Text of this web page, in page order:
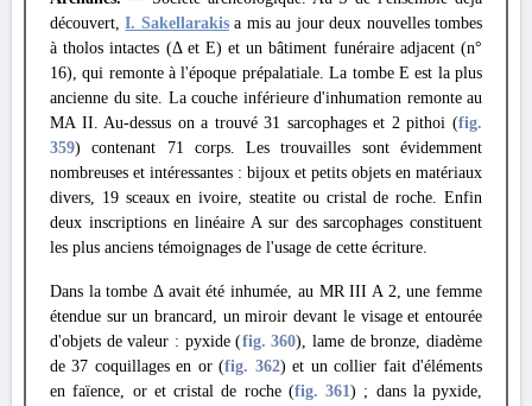
découvert,I. Sakellarakisa mis au jour deux nouvelles tombes
à tholos intactes (Δ et E) et un bâtiment funéraire adjacent (n°
16), qui remonte à l'époque prépalatiale. La tombe Ε est la plus
ancienne du site. La couche inférieure d'inhumation remonte au
MA II. Au-dessus on a trouvé 31 sarcophages et 2 pithoi (fig.
359) contenant 71 corps. Les trouvailles sont évidemment
nombreuses et intéressantes : bijoux et petits objets en matériaux
divers, 19 sceaux en ivoire, steatite ou cristal de roche. Enfin
deux inscriptions en linéaire A sur des sarcophages constituent
les plus anciens témoignages de l'usage de cette écriture.
Dans la tombe Δ avait été inhumée, au MR III A 2, une femme
étendue sur un brancard, un miroir devant le visage et entourée
d'objets de valeur : pyxide (fig. 360), lame de bronze, diadème
de 37 coquillages en or (fig. 362) et un collier fait d'éléments
en faïence, or et cristal de roche (fig. 361) ; dans la pyxide,